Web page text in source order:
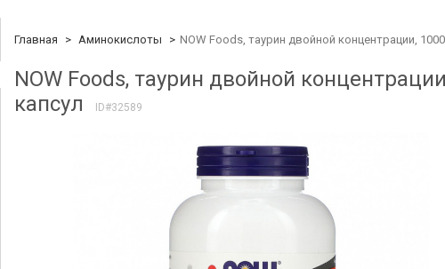
Главная Аминокислоты NOW Foods, таурин двойной концентрации,
NOW Foods, таурин двойной
капсул
ID#32589